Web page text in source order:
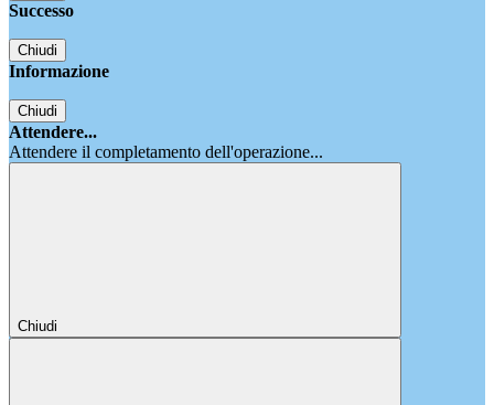
Successo
Chiudi
Informazione
Chiudi
Attendere...
Attendere il completamento dell'operazione...
Chiudi